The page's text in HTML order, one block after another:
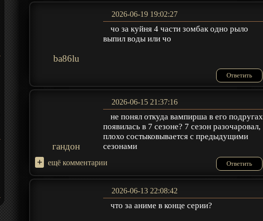
ba86lu
2026-06-19 19:02:27
чо за куйня 4 части зомбак одно рыло
выпил воды или чо
Ответить
гандон
2026-06-15 21:37:16
не понял откуда вампирша в его подругах
появилась в 7 сезоне? 7 сезон разочаровал,
плохо состыковывается с предыдущими
сезонами
+ ещё комментарии Ответить
2026-06-13 22:08:42
что за аниме в конце серии?